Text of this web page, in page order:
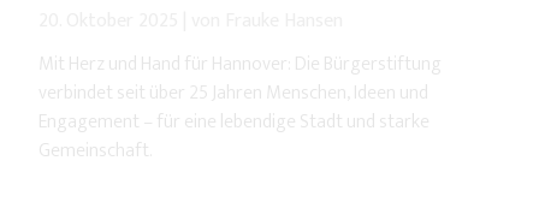
Mit Herz und Hand für Hannover: Die Bürgerstiftung
verbindet seit über 25 Jahren Menschen, Ideen und
Engagement – für eine lebendige Stadt und starke
Gemeinschaft.